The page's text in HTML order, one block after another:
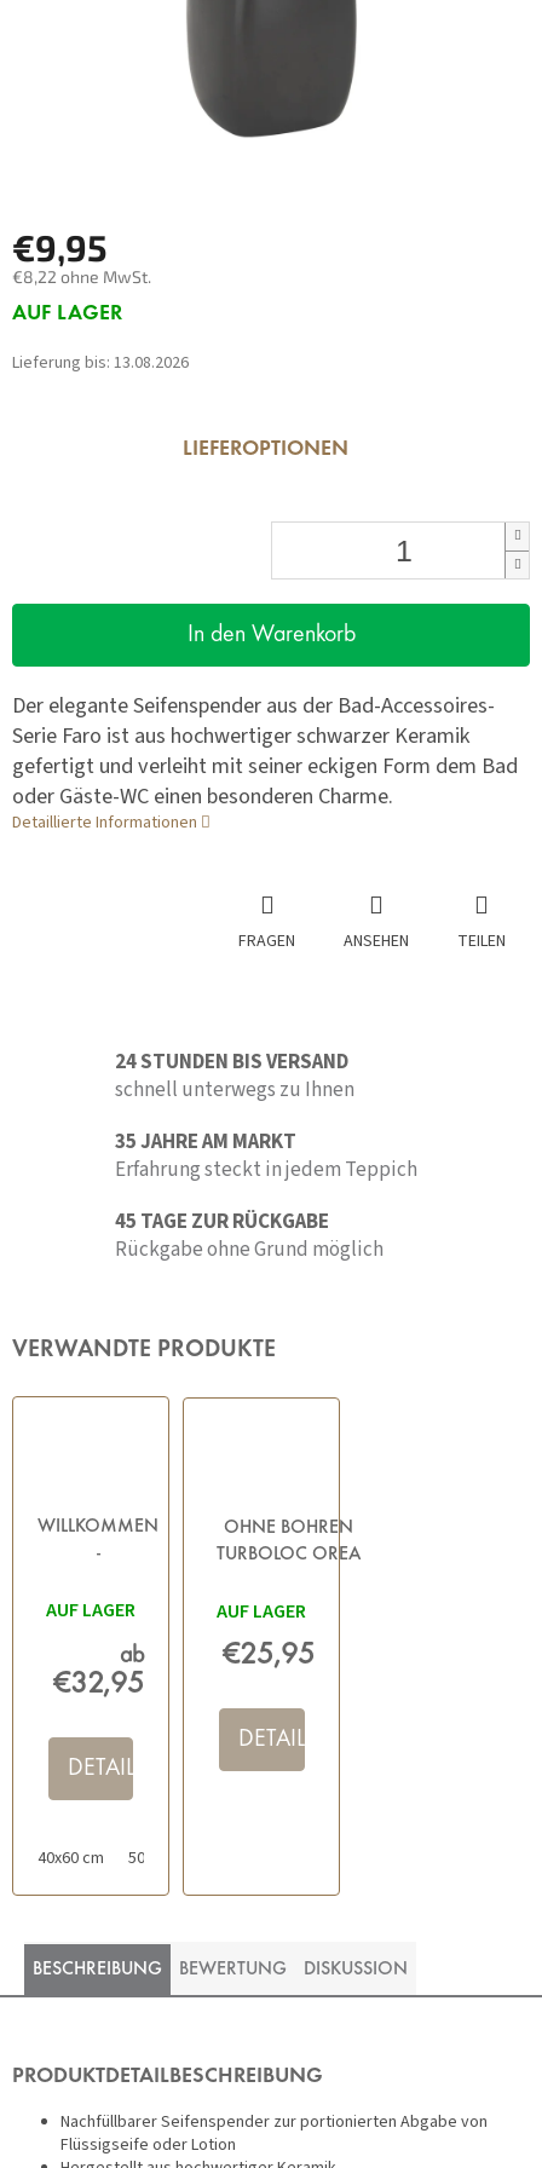
€9,95
€8,22 ohne MwSt.
Verkaufspreis:
AUF LAGER
Lieferung bis: 13.08.2026
LIEFEROPTIONEN
In den Warenkorb
Der elegante Seifenspender aus der Bad-Accessoires-
Serie Faro ist aus hochwertiger schwarzer Keramik
gefertigt und verleiht mit seiner eckigen Form dem Bad
oder Gäste-WC einen besonderen Charme.
Detaillierte Informationen
FRAGEN ANSEHEN TEILEN
24 STUNDEN BIS VERSAND
schnell unterwegs zu Ihnen
35 JAHRE AM MARKT
Erfahrung steckt in jedem Teppich
45 TAGE ZUR RÜCKGABE
Rückgabe ohne Grund möglich
VERWANDTE PRODUKTE
WILLKOMMEN
-
SCHWARZ
AUF LAGER
ab
€32,95
DETAIL
40x60 cm 50x70 cm
OHNE BOHREN
TURBOLOC OREA
HANDTUCHHALTER,
AUF LAGER
€25,95
DETAIL
BESCHREIBUNG BEWERTUNG DISKUSSION
PRODUKTDETAILBESCHREIBUNG
Nachfüllbarer Seifenspender zur portionierten Abgabe von
Flüssigseife oder Lotion